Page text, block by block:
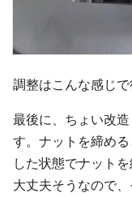
調整はこんな感じで
最後に、ちょい改
す。ナットを締め
した状態でナット
大丈夫そうなので